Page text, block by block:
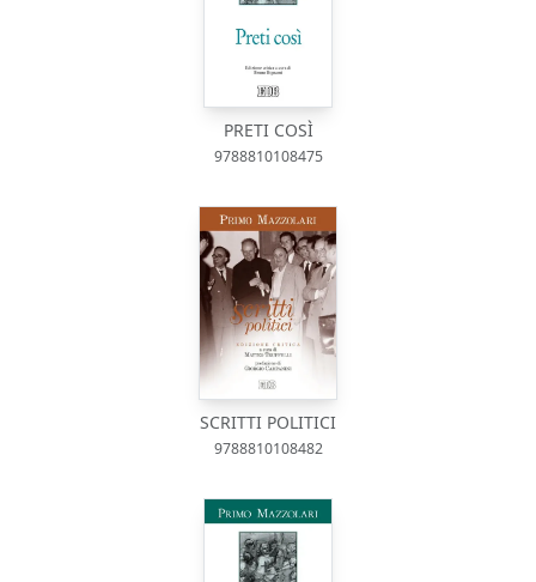
PRETI COSÌ
9788810108475
SCRITTI POLITICI
9788810108482